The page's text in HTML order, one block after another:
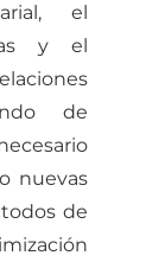
el
y el
de
nuevas
de